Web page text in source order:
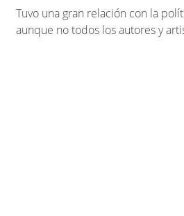
Tuvo una gran relación con la
aunque no todos los autores y